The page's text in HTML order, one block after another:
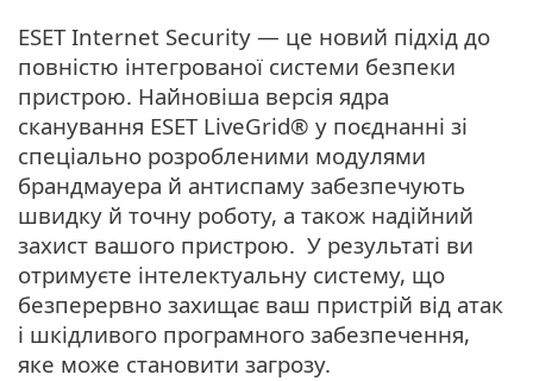
ESET Internet Security — це новий підхід до
повністю інтегрованої системи безпеки
пристрою. Найновіша версія ядра
сканування ESET LiveGrid® у поєднанні зі
спеціально розробленими модулями
брандмауера й антиспаму забезпечують
швидку й точну роботу, а також надійний
захист вашого пристрою. У результаті ви
отримуєте інтелектуальну систему, що
безперервно захищає ваш пристрій від атак
і шкідливого програмного забезпечення,
яке може становити загрозу.